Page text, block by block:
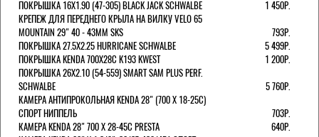
ПОКРЫШКА 16X1.90 (47-305) BLACK JACK SCHWALBE
1 450Р.
КРЕПЕЖ ДЛЯ ПЕРЕДНЕГО КРЫЛА НА ВИЛКУ VELO 65
MOUNTAIN 29" 40 - 43ММ SKS
793Р.
ПОКРЫШКА 27.5X2.25 HURRICANE SCHWALBE
5 499Р.
ПОКРЫШКА KENDA 700Х28С K193 KWEST
1 200Р.
ПОКРЫШКА 26X2.10 (54-559) SMART SAM PLUS PERF.
SCHWALBE
5 760Р.
КАМЕРА АНТИПРОКОЛЬНАЯ KENDA 28" (700 Х 18-25C)
СПОРТ НИППЕЛЬ
703Р.
КАМЕРА KENDA 28" 700 Х 28-45С PRESTA
640Р.